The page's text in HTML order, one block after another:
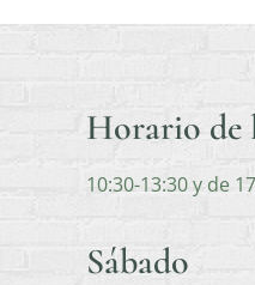
Horario de
10:30-13:30 y de
Sábado